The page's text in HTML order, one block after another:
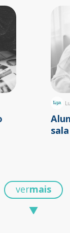
vermais